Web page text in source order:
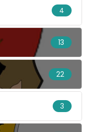
4
13
22
3